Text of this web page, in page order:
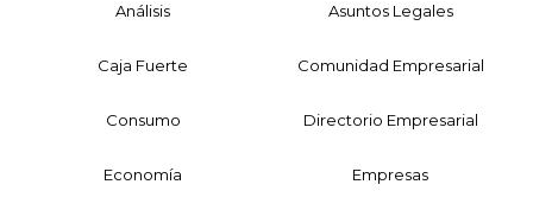
Análisis Asuntos Legales
Caja Fuerte Comunidad Empresarial
Consumo Directorio Empresarial
Economía Empresas